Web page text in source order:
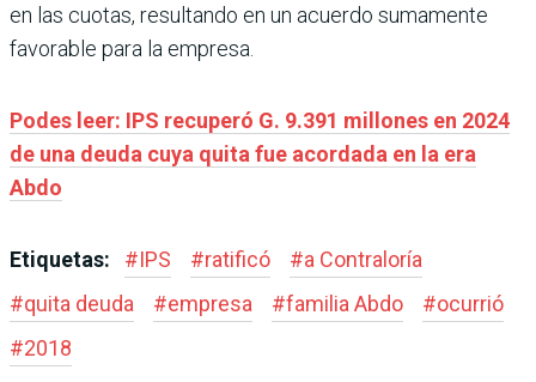
en las cuotas, resultando en un acuerdo sumamente
favorable para la empresa.
Podes leer: IPS recuperó G. 9.391 millones en 2024
de una deuda cuya quita fue acordada en la era
Abdo
Etiquetas: #IPS #ratificó #a Contraloría
#quita deuda #empresa #familia Abdo #ocurrió
#2018